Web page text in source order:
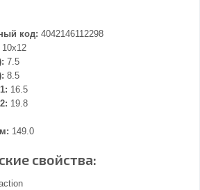
код: 4042146112298
10x12
7.5
8.5
16.5
19.8
149.0
свойства: